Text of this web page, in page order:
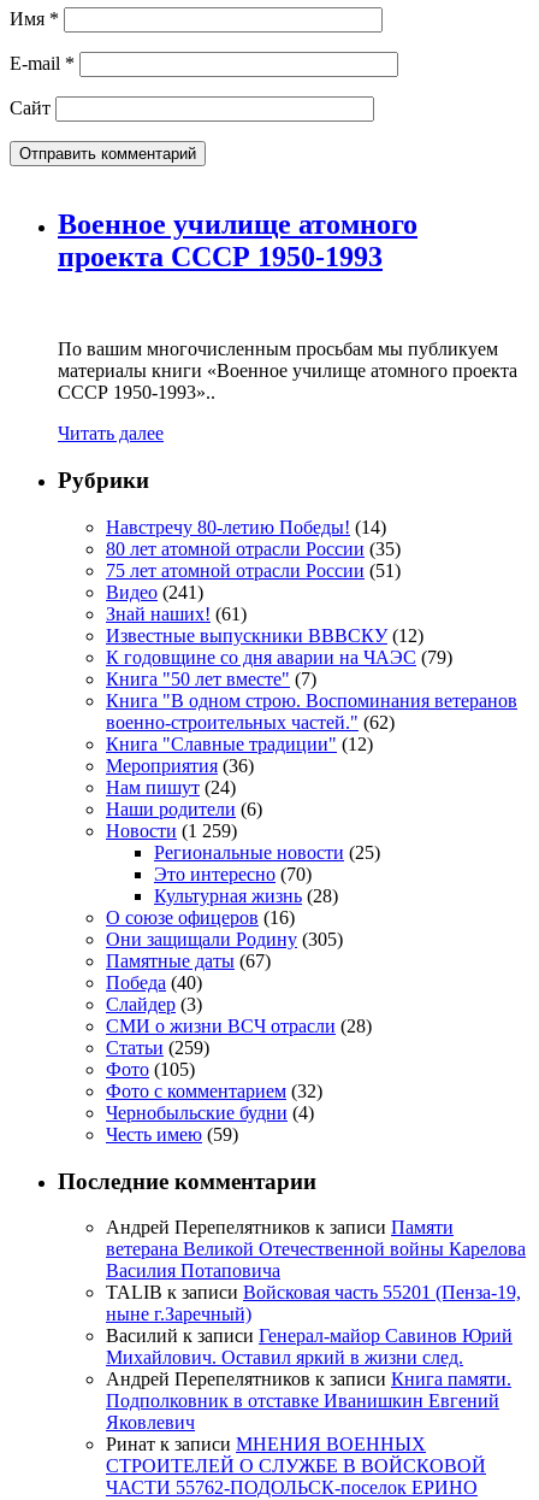
Имя *
E-mail *
Сайт
Военное училище атомного
проекта СССР 1950-1993
По вашим многочисленным просьбам мы публикуем
материалы книги «Военное училище атомного проекта
СССР 1950-1993»..
Читать далее
Рубрики
Навстречу 80-летию Победы! (14)
80 лет атомной отрасли России (35)
75 лет атомной отрасли России (51)
Видео (241)
Знай наших! (61)
Известные выпускники ВВВСКУ(12)
К годовщине со дня аварии на ЧАЭС (79)
Книга "50 лет вместе" (7)
Книга "В одном строю. Воспоминания ветеранов
военно-строительных частей." (62)
Книга "Славные традиции" (12)
Мероприятия (36)
Нам пишут (24)
Наши родители (6)
Новости (1 259)
Региональные новости (25)
Это интересно (70)
Культурная жизнь (28)
О союзе офицеров (16)
Они защищали Родину (305)
Памятные даты (67)
Победа (40)
Слайдер (3)
СМИ о жизни ВСЧ отрасли (28)
Статьи (259)
Фото (105)
Фото с комментарием (32)
Чернобыльские будни (4)
Честь имею (59)
Последние комментарии
Андрей Перепелятников к записи Памяти
ветерана Великой Отечественной войны Карелова
Василия Потаповича
TALIB к записи Войсковая часть 55201 (Пенза-19,
ныне г.Заречный)
Василий к записи Генерал-майор Савинов Юрий
Михайлович. Оставил яркий в жизни след.
Андрей Перепелятников к записи Книга памяти.
Подполковник в отставке Иванишкин Евгений
Яковлевич
Ринат к записи МНЕНИЯ ВОЕННЫХ
СТРОИТЕЛЕЙ О СЛУЖБЕ В ВОЙСКОВОЙ
ЧАСТИ 55762-ПОДОЛЬСК-поселок ЕРИНО